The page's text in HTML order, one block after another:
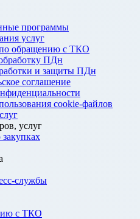
программы
услуг
обращению с ТКО
ПДн
и защиты ПДн
соглашение
cookie-файлов
услуг
службы
с ТКО